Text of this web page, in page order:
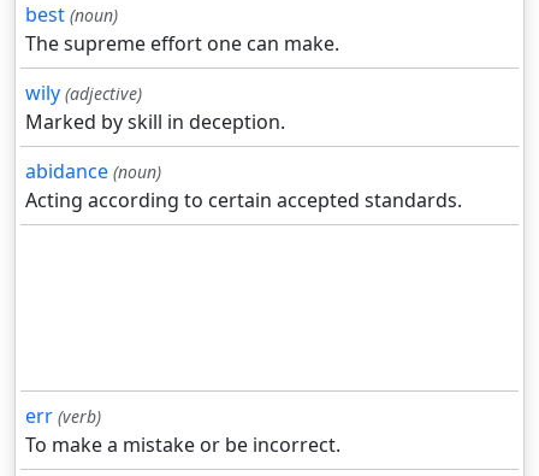
best (noun)
The supreme effort one can make.
wily (adjective)
Marked by skill in deception.
abidance (noun)
Acting according to certain accepted standards.
err (verb)
To make a mistake or be incorrect.